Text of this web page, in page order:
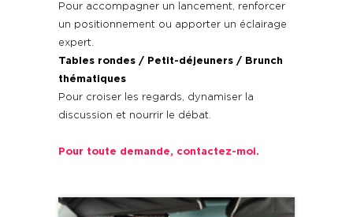
Pour accompagner un lancement, renforcer
un positionnement ou apporter un éclairage
expert.
Tables rondes / Petit-déjeuners / Brunch
thématiques
Pour croiser les regards, dynamiser la
discussion et nourrir le débat.
Pour toute demande, contactez-moi.